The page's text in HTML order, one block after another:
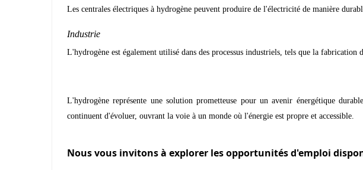
Les centrales électriques à hydrogène peuvent produire de l'électricité de manière
Industrie
L'hydrogène est également utilisé dans des processus industriels, tels que la
L'hydrogène représente une solution prometteuse pour un avenir énergétique
continuent d'évoluer, ouvrant la voie à un monde où l'énergie est propre et accessible.
Nous vous invitons à explorer les opportunités d'emploi